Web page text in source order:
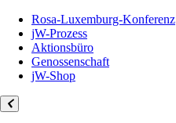
Rosa-Luxemburg-Konferenz
jW-Prozess
Aktionsbüro
Genossenschaft
jW-Shop